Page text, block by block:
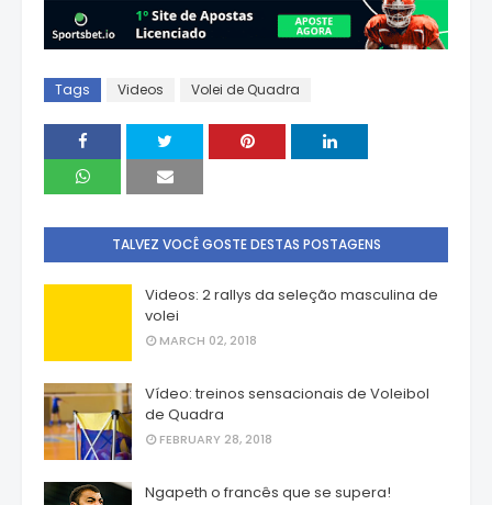
Tags Videos Volei de Quadra
TALVEZ VOCÊ GOSTE DESTAS POSTAGENS
Videos: 2 rallys da seleção masculina de
volei
MARCH 02, 2018
Vídeo: treinos sensacionais de Voleibol
de Quadra
FEBRUARY 28, 2018
Ngapeth o francês que se supera!